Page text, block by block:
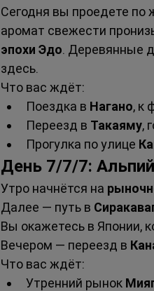
Сегодня вы проедете
аромат свежести
эпохи Эдо. Деревянные
здесь.
Что вас ждёт:
Поездка в Нагано, к
Переезд в Такаяму,
Прогулка по улице
День 7/7/7:
Утро начнётся на
Далее — путь в
Вы окажетесь в Японии,
Вечером — переезд в
Что вас ждёт:
Утренний рынок